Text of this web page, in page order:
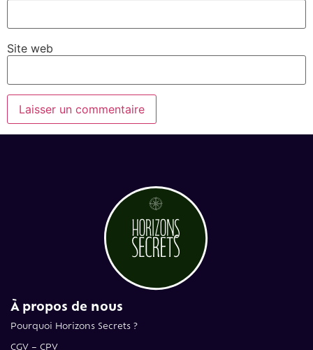
Site web
À propos de nous
Pourquoi Horizons Secrets ?
CGV – CPV